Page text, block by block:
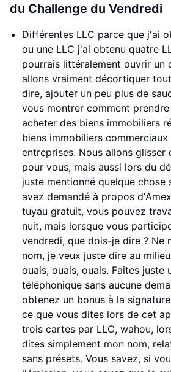
du Challenge du Vendredi
Différentes LLC parce que j'ai
ou une LLC j'ai obtenu quatre
pourrais littéralement ouvrir un
allons vraiment décortiquer
dire, ajouter un peu plus de
vous montrer comment
acheter des biens immobiliers
biens immobiliers
entreprises. Nous allons glisser
pour vous, mais aussi lors du
juste mentionné quelque chose
avez demandé à propos
tuyau gratuit, vous pouvez
nuit, mais lorsque vous
vendredi, que dois-je dire ? Ne
nom, je veux juste dire au
ouais, ouais, ouais. Faites juste
téléphonique sans aucune
obtenez un bonus à la
ce que vous dites lors de cet
trois cartes par LLC, wahou,
dites simplement mon nom,
sans présets. Vous savez, si